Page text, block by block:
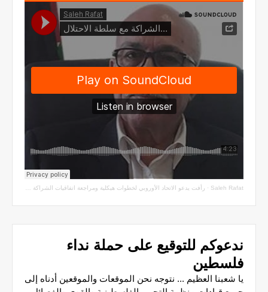
Saleh Rafat
· رأفت يدعو الاتحاد الأوروبي لخطوات هيكلية ومراجعة اتفاقيات الشراكة مع سلطة الاحتلال